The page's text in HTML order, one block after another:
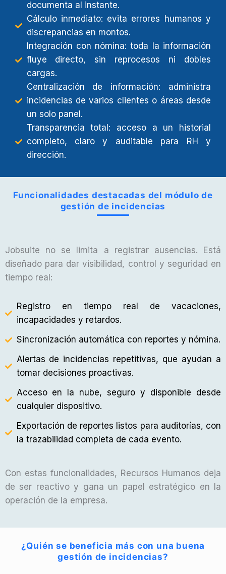
documenta al instante.
Cálculo inmediato: evita errores humanos y
discrepancias en montos.
Integración con nómina: toda la información
fluye directo, sin reprocesos ni dobles
cargas.
Centralización de información: administra
incidencias de varios clientes o áreas desde
un solo panel.
Transparencia total: acceso a un historial
completo, claro y auditable para RH y
dirección.
Funcionalidades destacadas del módulo de
gestión de incidencias
Jobsuite no se limita a registrar ausencias. Está
diseñado para dar visibilidad, control y seguridad en
tiempo real:
Registro en tiempo real de vacaciones,
incapacidades y retardos.
Sincronización automática con reportes y nómina.
Alertas de incidencias repetitivas, que ayudan a
tomar decisiones proactivas.
Acceso en la nube, seguro y disponible desde
cualquier dispositivo.
Exportación de reportes listos para auditorías, con
la trazabilidad completa de cada evento.
Con estas funcionalidades, Recursos Humanos deja
de ser reactivo y gana un papel estratégico en la
operación de la empresa.
¿Quién se beneficia más con una buena
gestión de incidencias?